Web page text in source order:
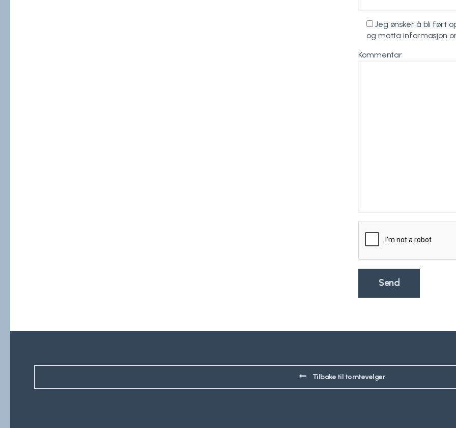
Jeg ønsker å bli ført
og motta informasjon
Kommentar
Tilbake til tomtevelger